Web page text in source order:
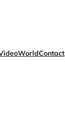
WorldContact